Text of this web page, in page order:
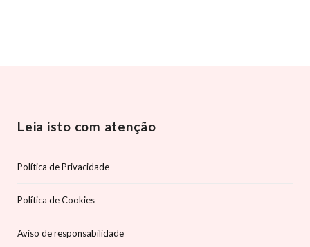
Leia isto com atenção
Política de Privacidade
Política de Cookies
Aviso de responsabilidade